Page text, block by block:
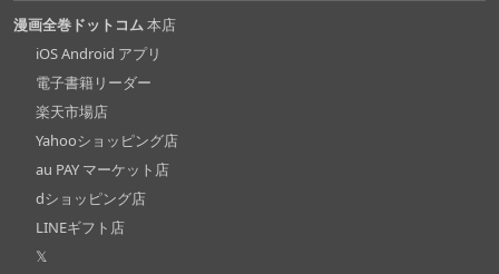
漫画全巻ドットコム本店
iOS Android アプリ
電子書籍リーダー
楽天市場店
Yahooショッピング店
au PAY マーケット店
dショッピング店
LINEギフト店
𝕏